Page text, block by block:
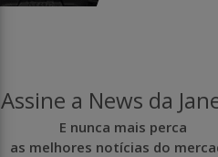
Assine a News da
E nunca mais perca
as melhores notícias do